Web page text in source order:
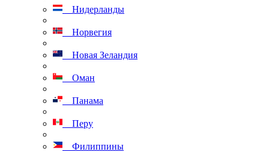
Нидерланды
Норвегия
Новая Зеландия
Оман
Панама
Перу
Филиппины